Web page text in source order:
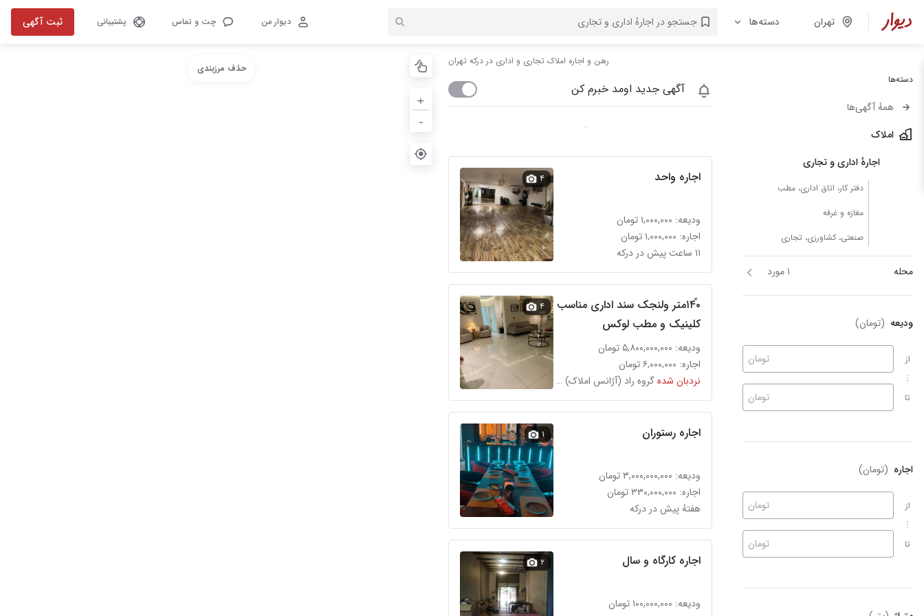
تهران دسته‌ها دیوار من چت و تماس پشتیبانی ثبت آگهی
دسته‌ها
همهٔ آگهی‌ها
املاک
اجارهٔ اداری و تجاری
دفتر کار، اتاق اداری، مطب
مغازه و غرفه
صنعتی، کشاورزی، تجاری
محله ۱ مورد
ودیعه (تومان)
از
تا
تومان
تومان
اجاره (تومان)
از
تا
تومان
تومان
رهن و اجاره املاک تجاری و اداری در درکه تهران
آگهی جدید اومد خبرم کن
اجاره واحد
ودیعه: ۱,۰۰۰,۰۰۰ تومان
اجاره: ۱,۰۰۰,۰۰۰ تومان
۱۱ ساعت پیش در درکه
۴
۱۴۰ًمتر ولنجک سند اداری مناسب
کلینیک و مطب لوکس
ودیعه: ۵,۸۰۰,۰۰۰,۰۰۰ تومان
اجاره: ۶,۰۰۰,۰۰۰ تومان
نردبان شده
گروه راد (آژانس املاک) در درکه
۴
اجاره رستوران
ودیعه: ۳,۰۰۰,۰۰۰,۰۰۰ تومان
اجاره: ۳۳۰,۰۰۰,۰۰۰ تومان
هفتهٔ پیش در درکه
۱
اجاره کارگاه و سال
ودیعه: ۱۰۰,۰۰۰,۰۰۰ تومان
۲
+
-
حذف مرزبندی